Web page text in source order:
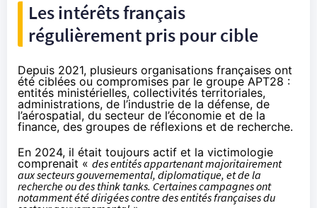
Les intérêts français
régulièrement pris pour cible
Depuis 2021, plusieurs organisations françaises ont
été ciblées ou compromises par le groupe APT28 :
entités ministérielles, collectivités territoriales,
administrations, de l’industrie de la défense, de
l’aérospatial, du secteur de l’économie et de la
finance, des groupes de réflexions et de recherche.
En 2024, il était toujours actif et la victimologie
comprenait « des entités appartenant majoritairement
aux secteurs gouvernemental, diplomatique, et de la
recherche ou des think tanks. Certaines campagnes ont
notamment été dirigées contre des entités françaises du